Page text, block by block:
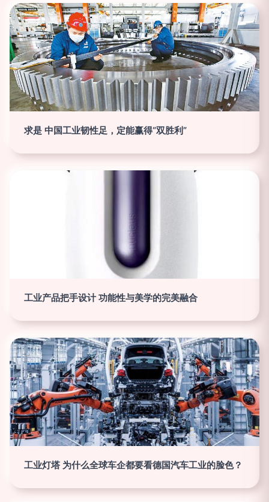
求是 中国工业韧性足，定能赢得“双胜利”
工业产品把手设计 功能性与美学的完美融合
工业灯塔 为什么全球车企都要看德国汽车工业的脸色？